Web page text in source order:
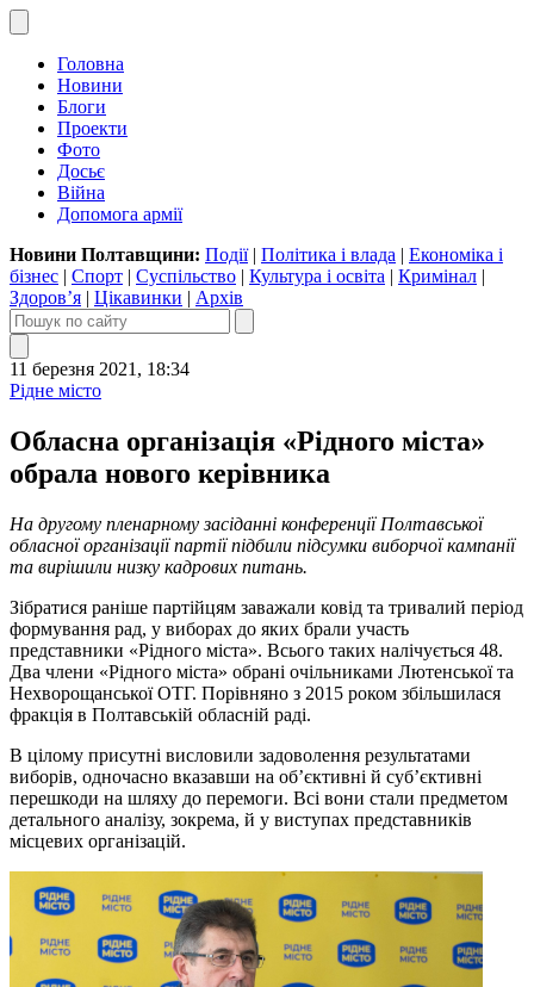
Головна
Новини
Блоги
Проекти
Фото
Досьє
Війна
Допомога армії
Новини Полтавщини: Події| Політика і влада | Економіка і
бізнес | Спорт | Суспільство | Культура і освіта | Кримінал |
Здоров’я | Цікавинки | Архів
11 березня 2021, 18:34
Рідне місто
Обласна організація «Рідного міста»
обрала нового керівника
На другому пленарному засіданні конференції Полтавської
обласної організації партії підбили підсумки виборчої кампанії
та вирішили низку кадрових питань.
Зібратися раніше партійцям заважали ковід та тривалий період
формування рад, у виборах до яких брали участь
представники «Рідного міста». Всього таких налічується 48.
Два члени «Рідного міста» обрані очільниками Лютенської та
Нехворощанської ОТГ. Порівняно з 2015 роком збільшилася
фракція в Полтавській обласній раді.
В цілому присутні висловили задоволення результатами
виборів, одночасно вказавши на об’єктивні й суб’єктивні
перешкоди на шляху до перемоги. Всі вони стали предметом
детального аналізу, зокрема, й у виступах представників
місцевих організацій.